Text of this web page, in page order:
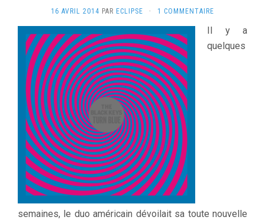
16 AVRIL 2014 PAR ECLIPSE · 1 COMMENTAIRE
Il y a
quelques
semaines, le duo américain dévoilait sa toute nouvelle